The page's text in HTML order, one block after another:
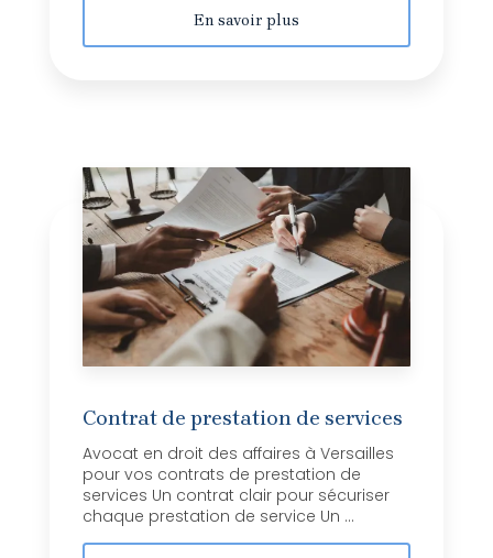
En savoir plus
Contrat de prestation de services
Avocat en droit des affaires à Versailles
pour vos contrats de prestation de
services Un contrat clair pour sécuriser
chaque prestation de service Un ...